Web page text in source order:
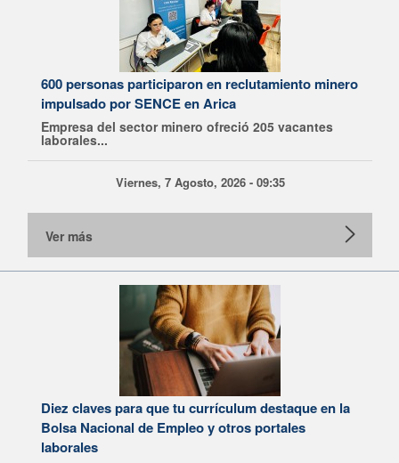
600 personas participaron en reclutamiento minero
impulsado por SENCE en Arica
Empresa del sector minero ofreció 205 vacantes
laborales...
Viernes, 7 Agosto, 2026 - 09:35
Ver más
Diez claves para que tu currículum destaque en la
Bolsa Nacional de Empleo y otros portales
laborales